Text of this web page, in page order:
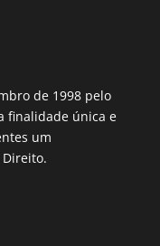
de 1998 pelo
finalidade única e
um